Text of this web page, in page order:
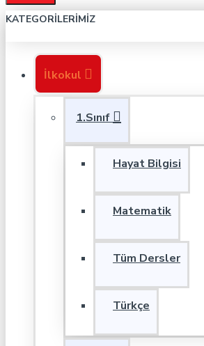
KATEGORILERIMIZ
İlkokul
1.Sınıf
Hayat Bilgisi
Matematik
Tüm Dersler
Türkçe